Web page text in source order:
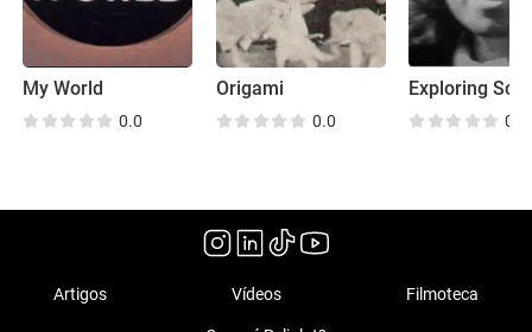
My World
0.0
Origami
0.0
Exploring
0.0
Artigos Vídeos Filmoteca